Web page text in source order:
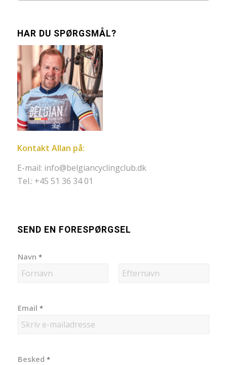
HAR DU SPØRGSMÅL?
Kontakt Allan på:
E-mail: info@belgiancyclingclub.dk
Tel.: +45 51 36 34 01
SEND EN FORESPØRGSEL
Navn *
Email *
Besked *